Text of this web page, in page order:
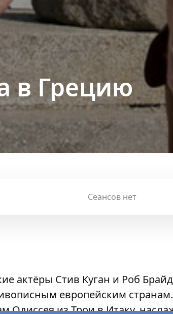
в Грецию
Сеансов нет
актёры Стив Куган и Роб
европейским
Одиссея из Трои в Итаку,